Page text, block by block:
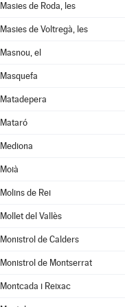
Masies de Roda, les
Masies de Voltregà, les
Masnou, el
Masquefa
Matadepera
Mataró
Mediona
Moià
Molins de Rei
Mollet del Vallès
Monistrol de Calders
Monistrol de Montserrat
Montcada i Reixac